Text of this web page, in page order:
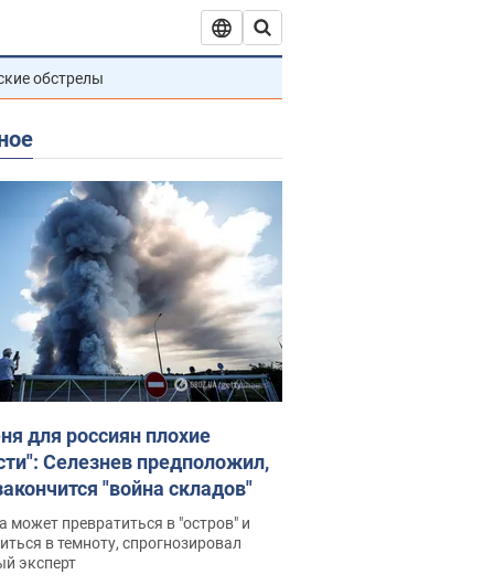
обстрелы
для россиян плохие
Селезнев предположил,
"война складов"
может превратиться в "остров" и
в темноту, спрогнозировал
эксперт